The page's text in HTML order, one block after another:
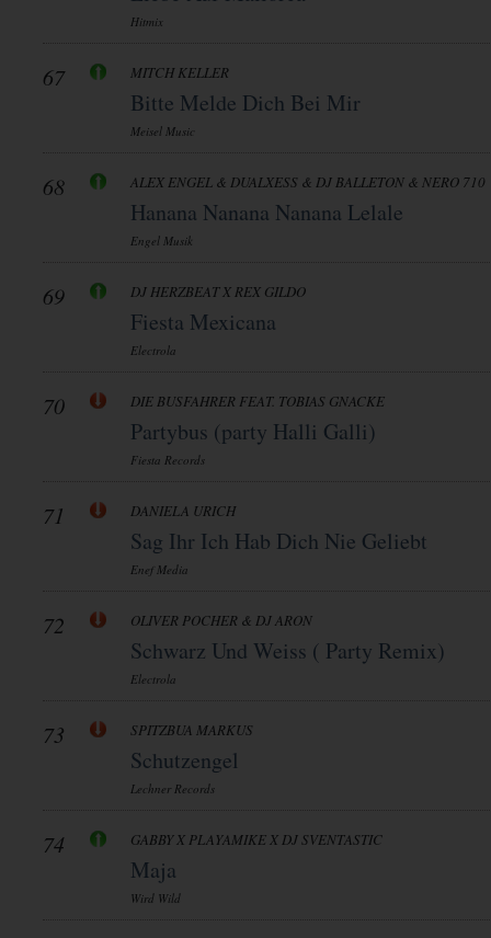
Hitmix
67 MITCH KELLER
Bitte Melde Dich Bei Mir
Meisel Music
68 ALEX ENGEL & DUALXESS & DJ BALLETON & NERO 710
Hanana Nanana Nanana Lelale
Engel Musik
69 DJ HERZBEAT X REX GILDO
Fiesta Mexicana
Electrola
70 DIE BUSFAHRER FEAT. TOBIAS GNACKE
Partybus (party Halli Galli)
Fiesta Records
71 DANIELA URICH
Sag Ihr Ich Hab Dich Nie Geliebt
Enef Media
72 OLIVER POCHER & DJ ARON
Schwarz Und Weiss ( Party Remix)
Electrola
73 SPITZBUA MARKUS
Schutzengel
Lechner Records
74 GABBY X PLAYAMIKE X DJ SVENTASTIC
Maja
Wird Wild